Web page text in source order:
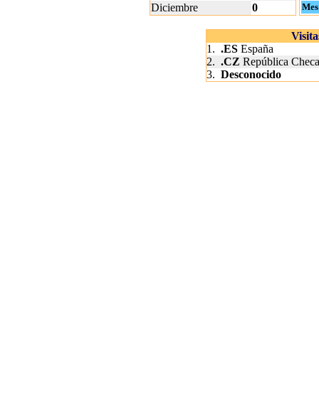
Diciembre
0 Mes
1. .ES España
2. .CZ República Checa
3. Desconocido